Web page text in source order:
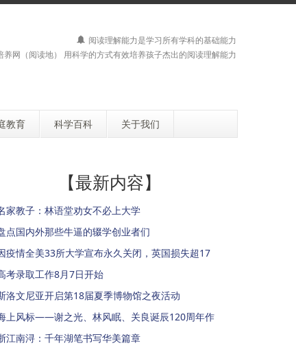
阅读理解能力是学习所有学科的基础能力
养网（阅读地） 用科学的方式有效培养孩子杰出的阅读理解能力
教育 科学百科 关于我们
【最新内容】
家教子：林语堂劝女不必上大学
点国内外那些牛逼的辍学创业者们
疫情全美33所大学宣布永久关闭，英国损失超17
考录取工作8月7日开始
洛文尼亚开启第18届夏季博物馆之夜活动
上风标——谢之光、林风眠、关良诞辰120周年作
江南浔：千年湖笔书写华美篇章